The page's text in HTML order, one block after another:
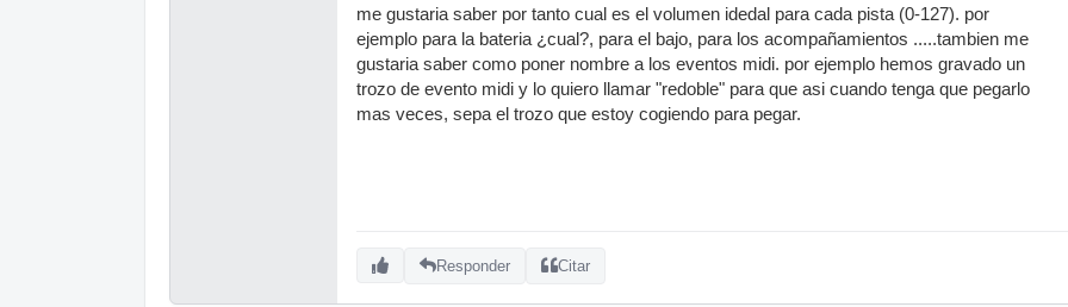
me gustaria saber por tanto cual es el volumen idedal para cada pista (0-127). por
ejemplo para la bateria ¿cual?, para el bajo, para los acompañamientos .....tambien me
gustaria saber como poner nombre a los eventos midi. por ejemplo hemos gravado un
trozo de evento midi y lo quiero llamar "redoble" para que asi cuando tenga que pegarlo
mas veces, sepa el trozo que estoy cogiendo para pegar.
Responder Citar